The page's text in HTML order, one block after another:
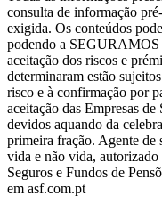
consulta de informação
exigida. Os conteúdos
podendo a SEGURAMOS
aceitação dos riscos e
determinaram estão
risco e à confirmação por
aceitação das Empresas
devidos aquando da
primeira fração. Agente de
vida e não vida,
Seguros e Fundos de
em asf.com.pt